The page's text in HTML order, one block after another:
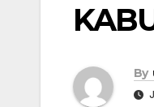
By